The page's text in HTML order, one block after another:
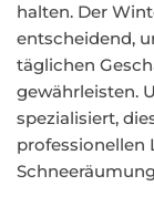
halten. Der
entscheidend,
täglichen
gewährleisten.
spezialisiert,
professionellen